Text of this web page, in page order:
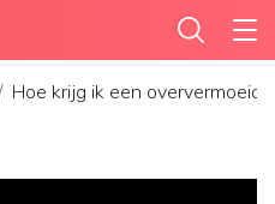
Hoe krijg ik een